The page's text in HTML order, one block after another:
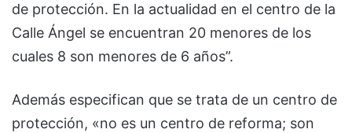
de protección. En la actualidad en el centro de la
Calle Ángel se encuentran 20 menores de los
cuales 8 son menores de 6 años”.
Además especifican que se trata de un centro de
protección, «no es un centro de reforma; son